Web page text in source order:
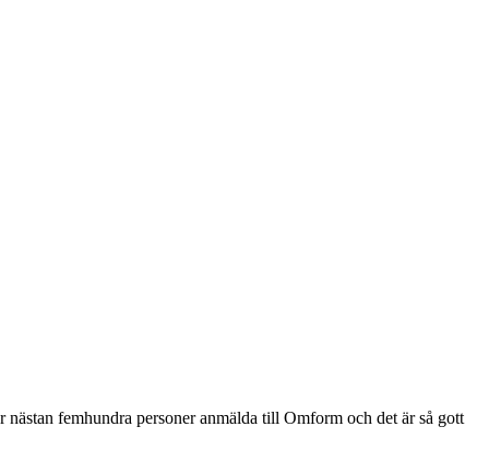
femhundra personer anmälda till Omform och det är så gott